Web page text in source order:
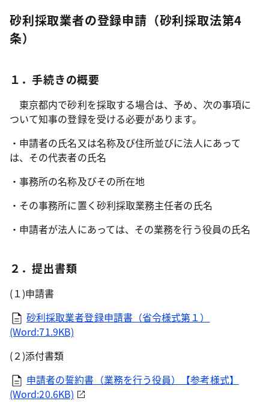
砂利採取業者の登録申請（砂利採取法第4
条）
１．手続きの概要
東京都内で砂利を採取する場合は、予め、次の事項に
ついて知事の登録を受ける必要があります。
・申請者の氏名又は名称及び住所並びに法人にあって
は、その代表者の氏名
・事務所の名称及びその所在地
・その事務所に置く砂利採取業務主任者の氏名
・申請者が法人にあっては、その業務を行う役員の氏名
２．提出書類
(１)申請書
砂利採取業者登録申請書（省令様式第１）
(Word:71.9KB)
(２)添付書類
申請者の誓約書（業務を行う役員）【参考様式】
(Word:20.6KB)